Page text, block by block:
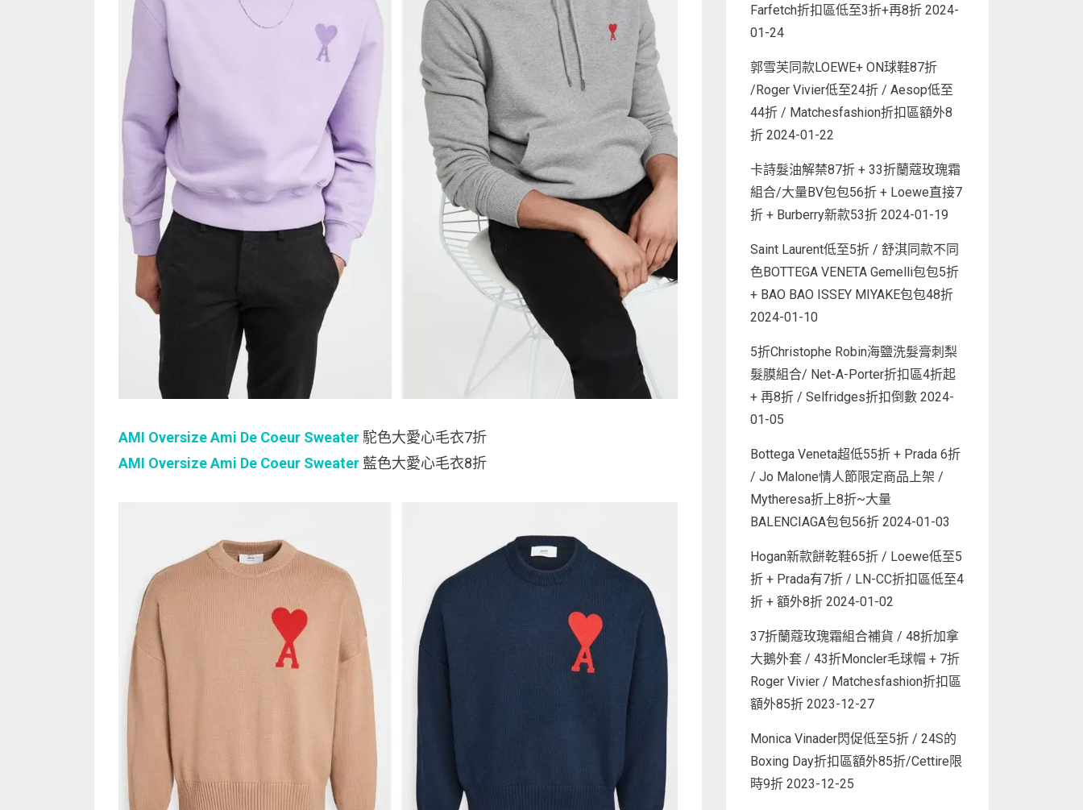
AMI Oversize Ami De Coeur Sweater 駝色大愛心毛衣7折
AMI Oversize Ami De Coeur Sweater 藍色大愛心毛衣8折
Farfetch折扣區低至3折+再8折 2024-
01-24
郭雪芙同款LOEWE+ ON球鞋87折
/Roger Vivier低至24折 / Aesop低至
44折 / Matchesfashion折扣區額外8
折 2024-01-22
卡詩髮油解禁87折 + 33折蘭蔻玫瑰霜
組合/大量BV包包56折 + Loewe直接7
折 + Burberry新款53折 2024-01-19
Saint Laurent低至5折 / 舒淇同款不同
色BOTTEGA VENETA Gemelli包包5折
+ BAO BAO ISSEY MIYAKE包包48折
2024-01-10
5折Christophe Robin海鹽洗髮膏刺梨
髮膜組合/ Net-A-Porter折扣區4折起
+ 再8折 / Selfridges折扣倒數 2024-
01-05
Bottega Veneta超低55折 + Prada 6折
/ Jo Malone情人節限定商品上架 /
Mytheresa折上8折~大量
BALENCIAGA包包56折 2024-01-03
Hogan新款餅乾鞋65折 / Loewe低至5
折 + Prada有7折 / LN-CC折扣區低至4
折 + 額外8折 2024-01-02
37折蘭蔻玫瑰霜組合補貨 / 48折加拿
大鵝外套 / 43折Moncler毛球帽 + 7折
Roger Vivier / Matchesfashion折扣區
額外85折 2023-12-27
Monica Vinader閃促低至5折 / 24S的
Boxing Day折扣區額外85折/Cettire限
時9折 2023-12-25